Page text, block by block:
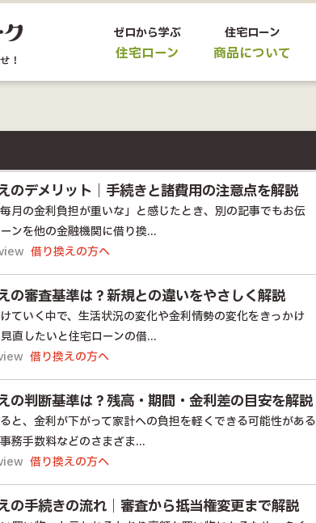
ゼロから学ぶ
住宅ローン
住宅ローン
商品について
のデメリット｜手続きと諸費用の注意点を解説
月の金利負担が重いな」と感じたとき、別の記事でもお伝
ンを他の金融機関に借り換...
借り換えの方へ
の審査基準は？新規との違いをやさしく解説
ていく中で、生活状況の変化や金利情勢の変化をきっかけ
直したいと住宅ローンの借...
借り換えの方へ
の判断基準は？残高・期間・金利差の目安を解説
と、金利が下がって家計への負担を軽くできる可能性がある
務手数料などのさまざま...
借り換えの方へ
の手続きの流れ｜審査から抵当権変更まで解説